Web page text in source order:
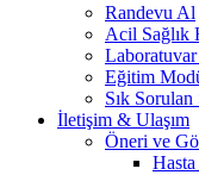
Randevu Al
Acil Sağlık
Laboratuvar
Eğitim
Sık
İletişim & Ulaşım
Öneri ve